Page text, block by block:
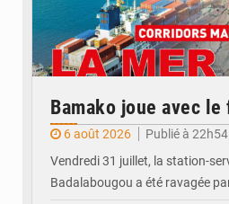
Bamako joue avec le
6 août 2026
Publié à 22h54
Vendredi 31 juillet, la station-
Badalabougou a été ravagée